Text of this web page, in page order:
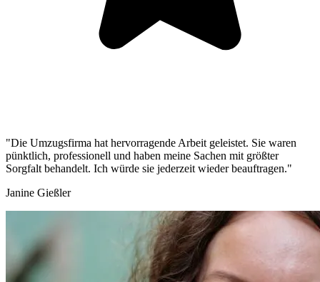
"Die Umzugsfirma hat hervorragende Arbeit geleistet. Sie waren
pünktlich, professionell und haben meine Sachen mit größter
Sorgfalt behandelt. Ich würde sie jederzeit wieder beauftragen."
Janine Gießler